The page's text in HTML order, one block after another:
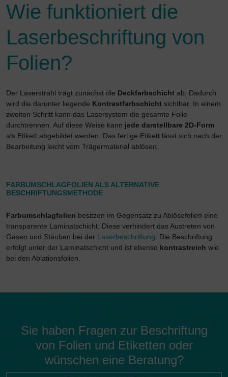
Wie funktioniert die
Laserbeschriftung von
Folien?
Der Laserstrahl trägt zunächst die Deckfarbschicht ab. Dadurch
wird die darunter liegende Kontrastfarbschicht sichtbar. In einem
zweiten Schritt kann das Lasersystem die gesamte Folie
durchtrennen. Auf diese Weise kann jede darstellbare 2D-Form
als Etikett abgebildet werden. Das fertige Etikett lässt sich nach der
Bearbeitung leicht vom Trägermaterial ablösen.
FARBUMSCHLAGFOLIEN ALS ALTERNATIVE
BESCHRIFTUNGSMETHODE
Farbumschlagfolien besitzen im Gegensatz zu Ablösefolien eine
transparente Laminatschicht. Diese verhindert das Austreten von
Gasen und Stäuben bei der Laserbeschriftung . Die Beschriftung
erfolgt unter der Laminatschicht und ist ebenso kontrastreich wie
bei den Ablationsfolien.
Sie haben Fragen zur Beschriftung
von Folien und Etiketten oder
wünschen eine Beratung?